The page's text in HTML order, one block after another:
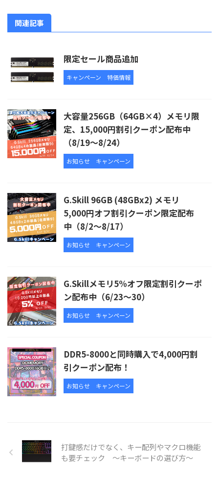
関連記事
限定セール商品追加
キャンペーン 特価情報
大容量256GB（64GB×4）メモリ限
定、15,000円割引クーポン配布中
（8/19～8/24）
お知らせ キャンペーン
G.Skill 96GB (48GBx2) メモリ
5,000円オフ割引クーポン限定配布
中（8/2～8/17）
お知らせ キャンペーン
G.Skillメモリ5%オフ限定割引クーポ
ン配布中（6/23～30）
お知らせ キャンペーン
DDR5-8000と同時購入で4,000円割
引クーポン配布！
お知らせ キャンペーン
打鍵感だけでなく、キー配列やマクロ機能
も要チェック ～キーボードの選び方～